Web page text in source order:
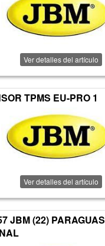
Ver detalles del artículo
TPMS EU-PRO 1
Ver detalles del artículo
JBM (22) PARAGUAS